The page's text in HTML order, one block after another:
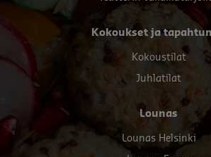
Kokoukset ja
Kokoustilat
Juhlatilat
Lounas
Lounas Helsinki